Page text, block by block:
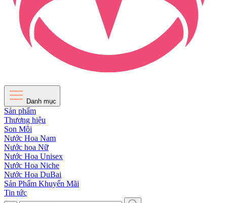
Danh mục
Sản phẩm
Thương hiệu
Son Môi
Nước Hoa Nam
Nước hoa Nữ
Nước Hoa Unisex
Nước Hoa Niche
Nước Hoa DuBai
Sản Phẩm Khuyến Mãi
Tin tức